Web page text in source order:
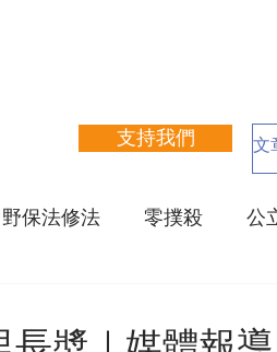
支持我們
野保法修法 零撲殺 公